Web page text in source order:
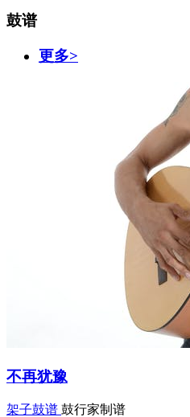
鼓谱
更多>
不再犹豫
架子鼓谱 鼓行家制谱